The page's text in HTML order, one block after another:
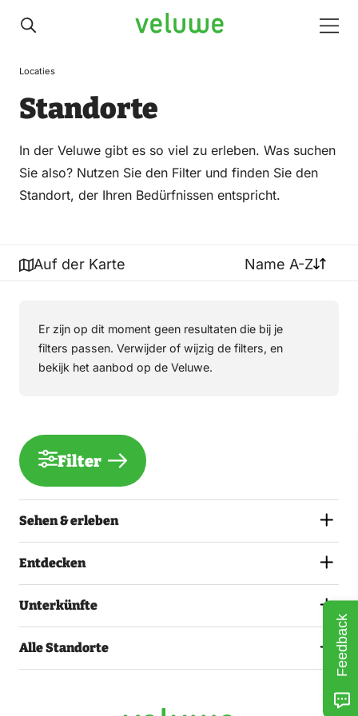
Veluwe
Locaties
Standorte
In der Veluwe gibt es so viel zu erleben. Was suchen
Sie also? Nutzen Sie den Filter und finden Sie den
Standort, der Ihren Bedürfnissen entspricht.
Auf der Karte Name A-Z
Er zijn op dit moment geen resultaten die bij je
filters passen. Verwijder of wijzig de filters, en
bekijk het aanbod op de Veluwe.
Filter
Sehen & erleben
Entdecken
Unterkünfte
Alle Standorte Feedback